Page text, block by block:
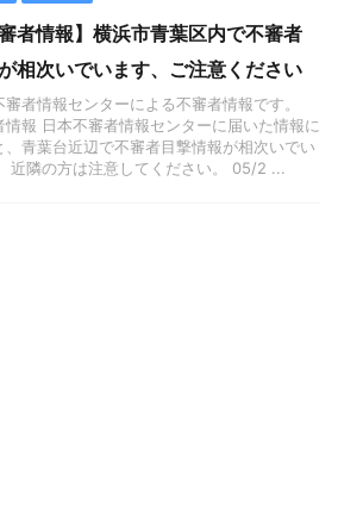
審者情報】横浜市青葉区内で不審者
相次いでいます、ご注意ください
審者情報センターによる不審者情報です。
情報 日本不審者情報センターに届いた情報に
、青葉台近辺で不審者目撃情報が相次いでい
近隣の方は注意してください。 05/2 ...